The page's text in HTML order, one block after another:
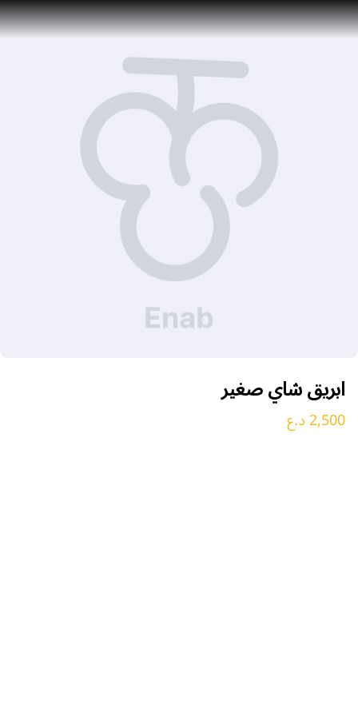
ابريق شاي صغير
2,500 د.ع